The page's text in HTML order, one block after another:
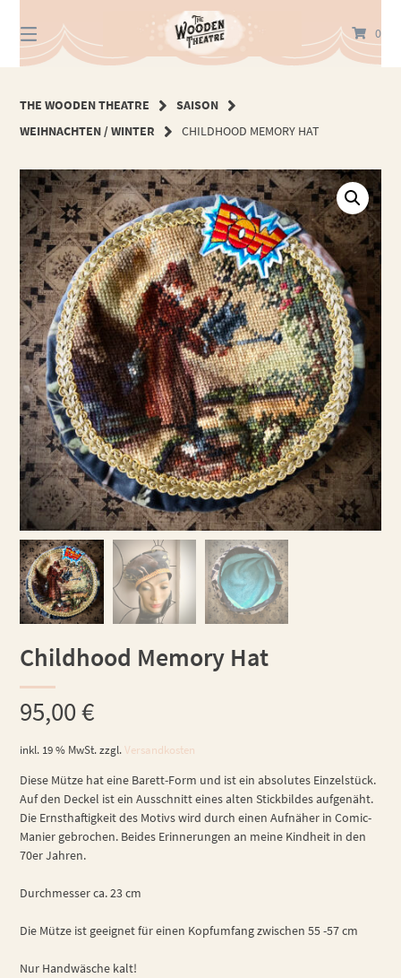
zum
Inhalt
0
THE WOODEN THEATRE
SAISON
WEIHNACHTEN / WINTER
CHILDHOOD MEMORY HAT
Childhood Memory Hat
95,00€
inkl. 19 % MwSt. zzgl.Versandkosten
Diese Mütze hat eine Barett-Form und ist ein absolutes Einzelstück.
Auf den Deckel ist ein Ausschnitt eines alten Stickbildes aufgenäht.
Die Ernsthaftigkeit des Motivs wird durch einen Aufnäher in Comic-
Manier gebrochen. Beides Erinnerungen an meine Kindheit in den
70er Jahren.
Durchmesser ca. 23 cm
Die Mütze ist geeignet für einen Kopfumfang zwischen 55 -57 cm
Nur Handwäsche kalt!